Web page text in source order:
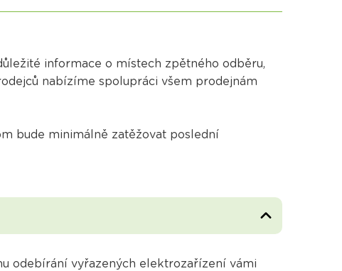
informace o místech zpětného odběru,
nabízíme spolupráci všem prodejnám
bude minimálně zatěžovat poslední
odebírání vyřazených elektrozařízení vámi